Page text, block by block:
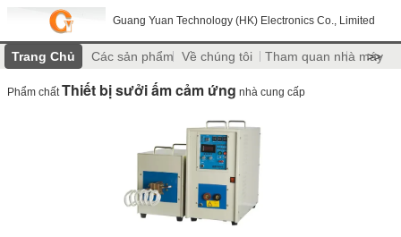
Guang Yuan Technology (HK) Electronics Co., Limited
Trang Chủ Các sản phẩm Về chúng tôi Tham quan nhà máy
>>
Phẩm chấtThiết bị sưởi ấm cảm ứng nhà cung cấp